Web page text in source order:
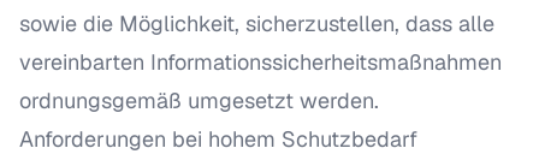
sowie die Möglichkeit, sicherzustellen, dass alle
vereinbarten Informationssicherheitsmaßnahmen
ordnungsgemäß umgesetzt werden.
Anforderungen bei hohem Schutzbedarf